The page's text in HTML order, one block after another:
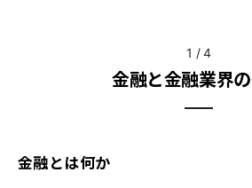
1 /4
金融と金融業界
金融とは何か